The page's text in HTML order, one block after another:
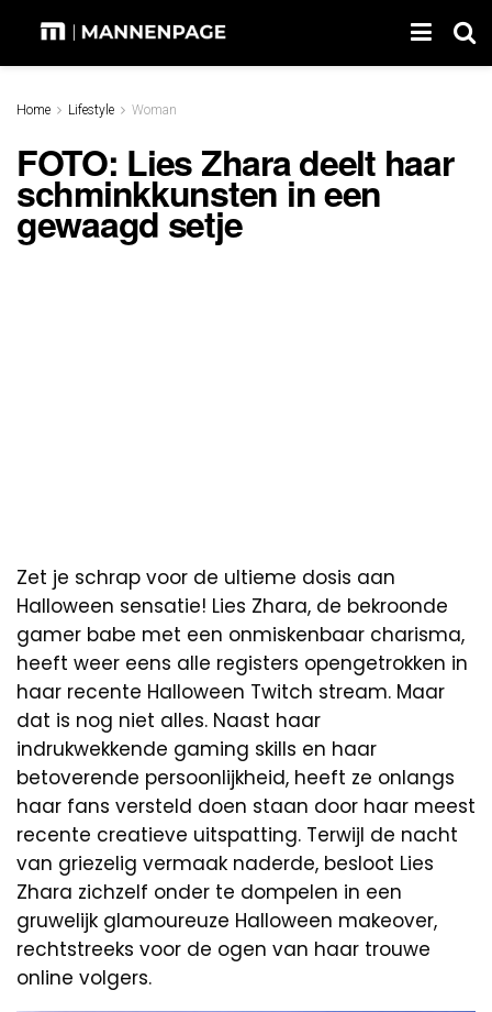
Home Lifestyle Woman
FOTO: Lies Zhara deelt haar
schminkkunsten in een
gewaagd setje
Zet je schrap voor de ultieme dosis aan
Halloween sensatie! Lies Zhara, de bekroonde
gamer babe met een onmiskenbaar charisma,
heeft weer eens alle registers opengetrokken in
haar recente Halloween Twitch stream. Maar
dat is nog niet alles. Naast haar
indrukwekkende gaming skills en haar
betoverende persoonlijkheid, heeft ze onlangs
haar fans versteld doen staan door haar meest
recente creatieve uitspatting. Terwijl de nacht
van griezelig vermaak naderde, besloot Lies
Zhara zichzelf onder te dompelen in een
gruwelijk glamoureuze Halloween makeover,
rechtstreeks voor de ogen van haar trouwe
online volgers.